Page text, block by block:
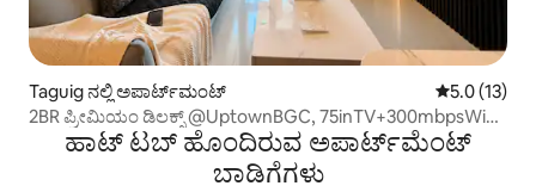
Taguig ನಲ್ಲಿ ಅಪಾರ್ಟ್‌ಮಂಟ್ 5 ರಲ್ಲಿ 5.0
5.0 (13)
2BR ಪ್ರೀಮಿಯಂ ಡಿಲಕ್ಸ್ @UptownBGC, 75inTV+300mbpsWiFi
ಹಾಟ್ ಟಬ್ ಹೊಂದಿರುವ ಅಪಾರ್ಟ್‌ಮೆಂಟ್
ಬಾಡಿಗೆಗಳು